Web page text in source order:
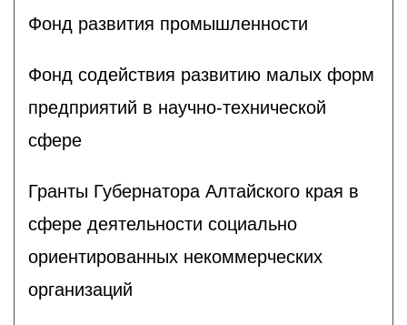
Фонд развития промышленности
Фонд содействия развитию малых форм
предприятий в научно-технической
сфере
Гранты Губернатора Алтайского края в
сфере деятельности социально
ориентированных некоммерческих
организаций